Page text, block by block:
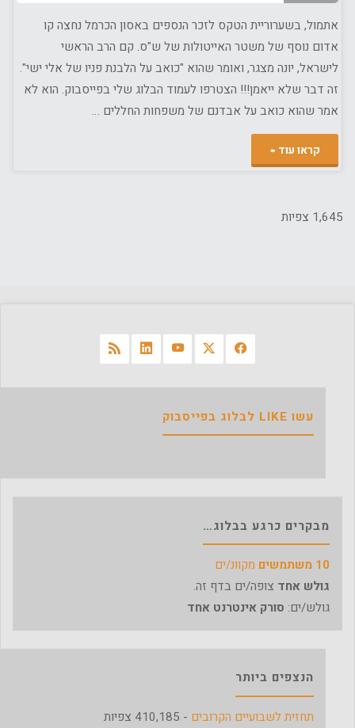
אתמול, בשערוריית הטקס לזכר הנספים באסון הכרמל נחצה קו
אדום נוסף של משטר האייטולות של ש"ס. קם הרב הראשי
לישראל, יונה מצגר, ואומר שהוא "כואב על הלבנת פניו של אלי ישי".
זה דבר שלא ייאמן!!! הצטרפו לעמוד הבלוג שלי בפייסבוק. הוא לא
אמר שהוא כואב על אבדנם של משפחות החללים …
קראו עוד
1,645 צפיות
עשו LIKE לבלוג בפייסבוק
מבקרים כרגע בבלוג…
10 משתמשים
מקוונ/ים
גולש אחד צופה/ים בדף זה.
גולש/ים: סורק אינטרנט אחד
הנצפים ביותר
תחזית לשבועיים הקרובים - 410,185 צפיות